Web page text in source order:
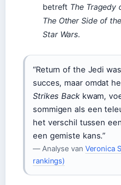
betreft The Tragedy
The Other Side of
Star Wars.
“Return of the Jedi
succes, maar omdat
Strikes Backkwam,
sommigen als een
het verschil tussen
een gemiste kans.”
— Analyse van Veronica
rankings)